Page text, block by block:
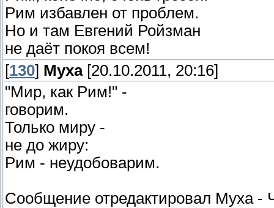
Рим избавлен от проблем.
Но и там Евгений Ройзман
не даёт покоя всем!
[130] Муха[20.10.2011, 20:16]
"Мир, как Рим!" -
говорим.
Только миру -
не до жиру:
Рим - неудобоварим.
Сообщение отредактировал Муха-